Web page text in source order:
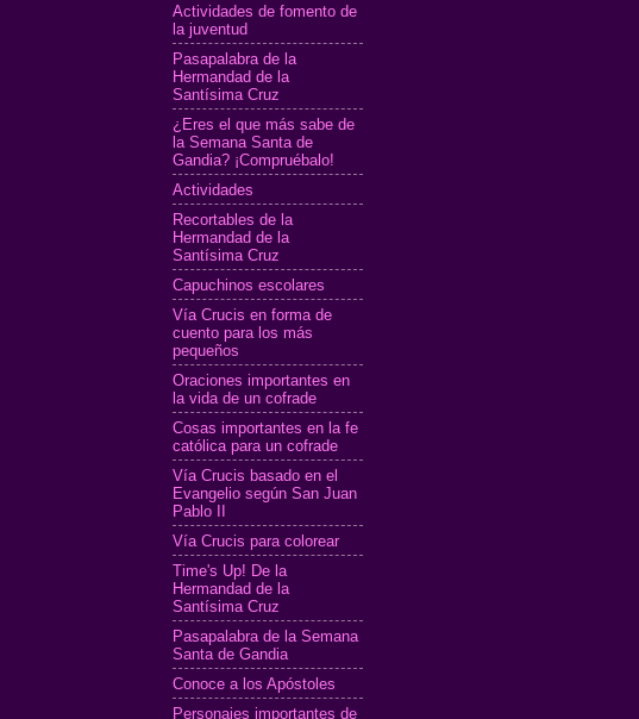
Actividades de fomento de
la juventud
Pasapalabra de la
Hermandad de la
Santísima Cruz
¿Eres el que más sabe de
la Semana Santa de
Gandia? ¡Compruébalo!
Actividades
Recortables de la
Hermandad de la
Santísima Cruz
Capuchinos escolares
Vía Crucis en forma de
cuento para los más
pequeños
Oraciones importantes en
la vida de un cofrade
Cosas importantes en la fe
católica para un cofrade
Vía Crucis basado en el
Evangelio según San Juan
Pablo II
Vía Crucis para colorear
Time's Up! De la
Hermandad de la
Santísima Cruz
Pasapalabra de la Semana
Santa de Gandia
Conoce a los Apóstoles
Personajes importantes de